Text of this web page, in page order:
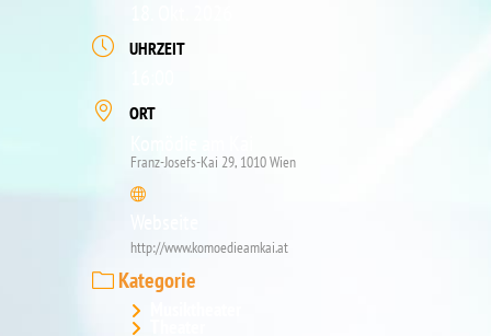
UHRZEIT
ORT
Franz-Josefs-Kai 29, 1010 Wien
http://www.komoedieamkai.at
Kategorie